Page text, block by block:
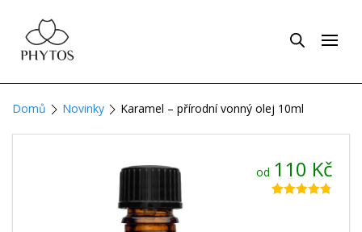
Domů Novinky Karamel – přírodní vonný olej 10ml
od 110 Kč